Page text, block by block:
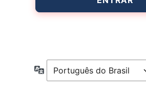
Idioma